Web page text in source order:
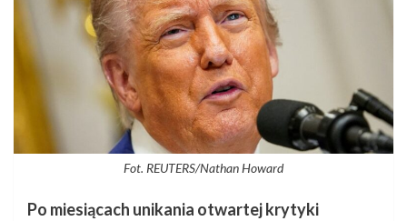
Fot. REUTERS/Nathan Howard
Po miesiącach unikania otwartej krytyki